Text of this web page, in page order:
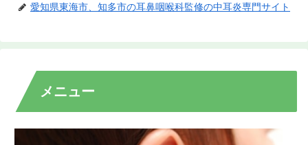
愛知県東海市、知多市の耳鼻咽喉科監修の中耳炎専門サイト
メニュー